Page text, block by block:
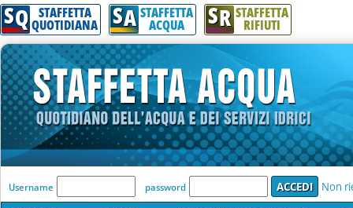
Attenzione! Esegui l'accesso per lèggere interamente la notizia.
SQ STAFFETTA
QUOTIDIANA SA STAFFETTA
ACQUA SR STAFFETTA
RIFIUTI
'Modulo Login per accedere'
Username password Non